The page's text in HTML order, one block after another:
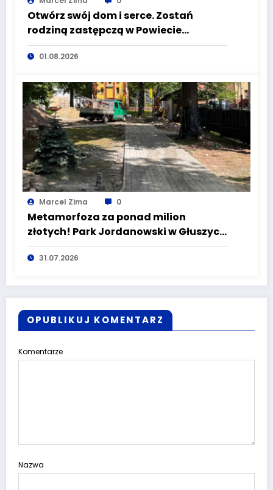
Otwórz swój dom i serce. Zostań
rodziną zastępczą w Powiecie
Wałbrzyskim
01.08.2026
Marcel Zima 0
Metamorfoza za ponad milion
złotych! Park Jordanowski w Głuszycy
zmienia oblicze
31.07.2026
OPUBLIKUJ KOMENTARZ
Komentarze
Nazwa